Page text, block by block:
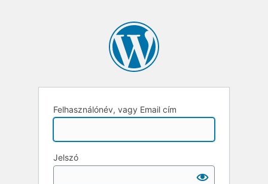
Felhasználónév, vagy Email cím
Jelszó